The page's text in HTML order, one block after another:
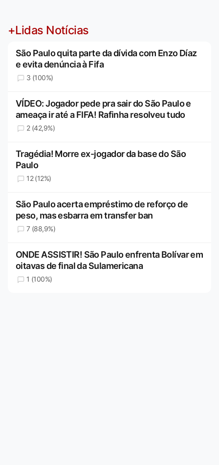
+Lidas Notícias
São Paulo quita parte da dívida com Enzo Díaz
e evita denúncia à Fifa
3 (100%)
VÍDEO: Jogador pede pra sair do São Paulo e
ameaça ir até a FIFA! Rafinha resolveu tudo
2 (42,9%)
Tragédia! Morre ex-jogador da base do São
Paulo
12 (12%)
São Paulo acerta empréstimo de reforço de
peso, mas esbarra em transfer ban
7 (88,9%)
ONDE ASSISTIR! São Paulo enfrenta Bolívar em
oitavas de final da Sulamericana
1 (100%)